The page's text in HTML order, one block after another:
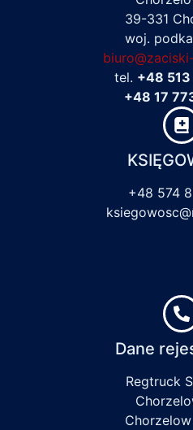
39-331
woj.
tel. +48
+48 17
+48 574
Dane
Regtruck